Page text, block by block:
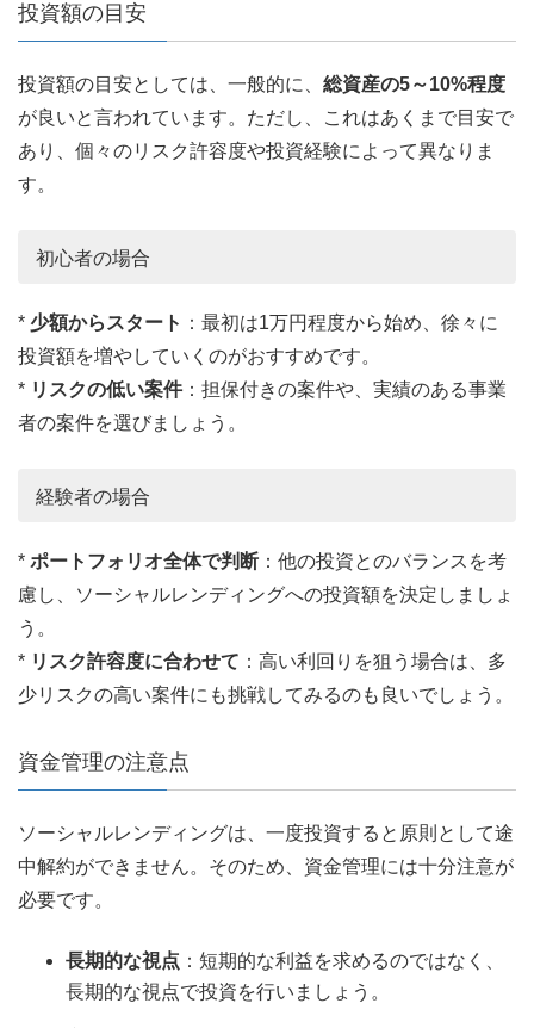
投資額の目安
投資額の目安としては、一般的に、 総資産の5～10%程度
が良いと言われています。ただし、これはあくまで目安で
あり、個々のリスク許容度や投資経験によって異なりま
す。
初心者の場合
* 少額からスタート ：最初は1万円程度から始め、徐々に
投資額を増やしていくのがおすすめです。
* リスクの低い案件：担保付きの案件や、実績のある事業
者の案件を選びましょう。
経験者の場合
* ポートフォリオ全体で判断 ：他の投資とのバランスを考
慮し、ソーシャルレンディングへの投資額を決定しましょ
う。
* リスク許容度に合わせて ：高い利回りを狙う場合は、多
少リスクの高い案件にも挑戦してみるのも良いでしょう。
資金管理の注意点
ソーシャルレンディングは、一度投資すると原則として途
中解約ができません。そのため、資金管理には十分注意が
必要です。
長期的な視点 ：短期的な利益を求めるのではなく、
長期的な視点で投資を行いましょう。